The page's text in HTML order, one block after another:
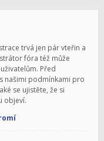
trvá jen pár vteřin a
fóra též může
Před
našimi podmínkami pro
se ujistěte, že si
objeví.